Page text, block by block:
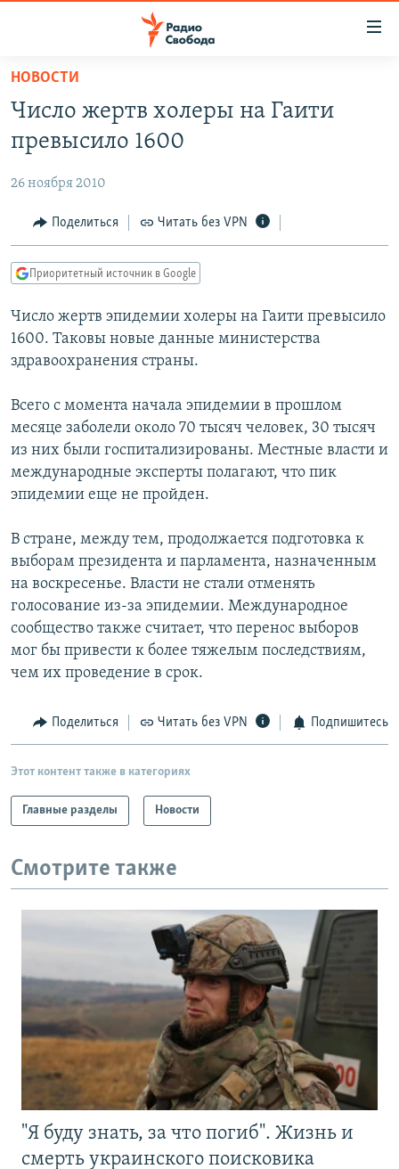
упрощенного
доступа
основному
Вернутся
главной
навигации
Вернутся
поиску
АВТОРСКИЕ ПРОЕКТЫ
ЦИТАТЫ СВОБОДЫ
МНЕНИЯ
IDEL.РЕАЛИИ
КАВКАЗ.РЕАЛИИ
РАСПИСАНИЕ ВЕЩАНИЯ
ПОДПИШИТЕСЬ НА РАССЫЛКУ
СОЦИАЛЬНЫЕ СЕТИ
Все сайты РСЕ/РС
НОВОСТИ
Число жертв холеры на Гаити
превысило 1600
26 ноября 2010
Поделиться Читать без VPN
Приоритетный источник в Google
Число жертв эпидемии холеры на Гаити превысило
1600. Таковы новые данные министерства
здравоохранения страны.
Всего с момента начала эпидемии в прошлом
месяце заболели около 70 тысяч человек, 30 тысяч
из них были госпитализированы. Местные власти и
международные эксперты полагают, что пик
эпидемии еще не пройден.
В стране, между тем, продолжается подготовка к
выборам президента и парламента, назначенным
на воскресенье. Власти не стали отменять
голосование из-за эпидемии. Международное
сообщество также считает, что перенос выборов
мог бы привести к более тяжелым последствиям,
чем их проведение в срок.
Поделиться Читать без VPN Подпишитесь
Этот контент также в категориях
Главные разделы Новости
Смотрите также
"Я буду знать, за что погиб". Жизнь и
смерть украинского поисковика